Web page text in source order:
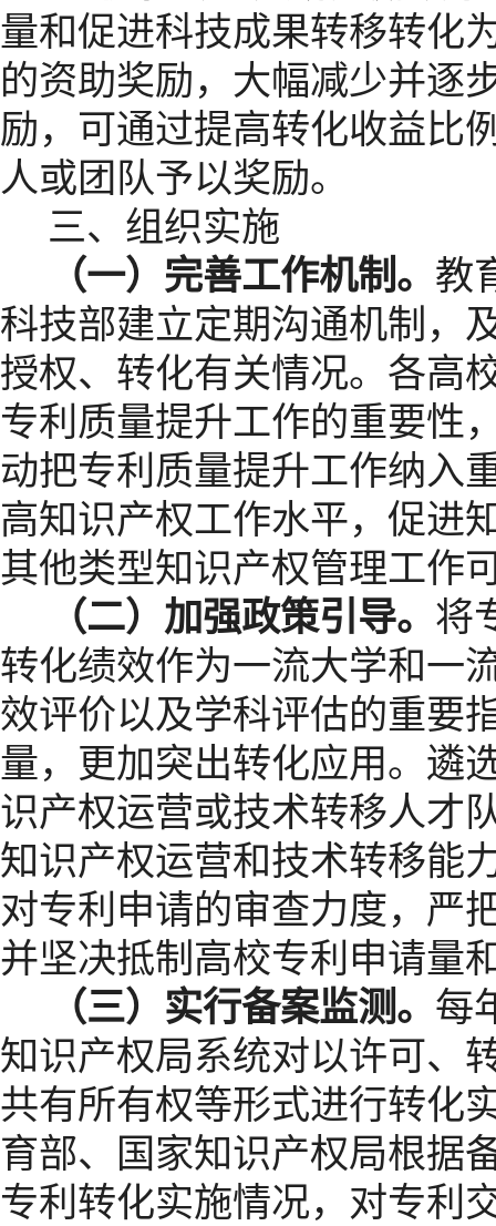
量和促进科技成果转移转化
的资助奖励，大幅减少并逐
励，可通过提高转化收益比
人或团队予以奖励。
三、组织实施
（一）完善工作机制。 教
科技部建立定期沟通机制，
授权、转化有关情况。各高
专利质量提升工作的重要性
动把专利质量提升工作纳入
高知识产权工作水平，促进
其他类型知识产权管理工作
（二）加强政策引导。 将
转化绩效作为一流大学和一
效评价以及学科评估的重要
量，更加突出转化应用。遴
识产权运营或技术转移人才
知识产权运营和技术转移能
对专利申请的审查力度，严
并坚决抵制高校专利申请量
（三）实行备案监测。 每
知识产权局系统对以许可、
共有所有权等形式进行转化
育部、国家知识产权局根据
专利转化实施情况，对专利